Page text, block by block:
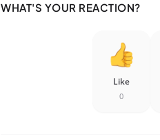
WHAT'S YOUR REACTION?
Like
0